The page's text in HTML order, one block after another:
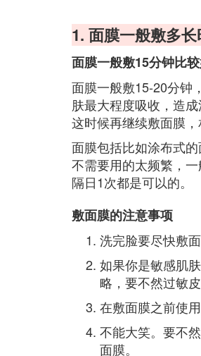
1. 面膜一般敷多
面膜一般敷15分钟比较
面膜一般敷15-20分钟
肤最大程度吸收，造
这时候再继续敷面膜
面膜包括比如涂布式
不需要用的太频繁，
隔日1次都是可以的。
敷面膜的注意事项
洗完脸要尽快敷
如果你是敏感肌
略，要不然过敏皮
在敷面膜之前使
不能大笑。要不
面膜。